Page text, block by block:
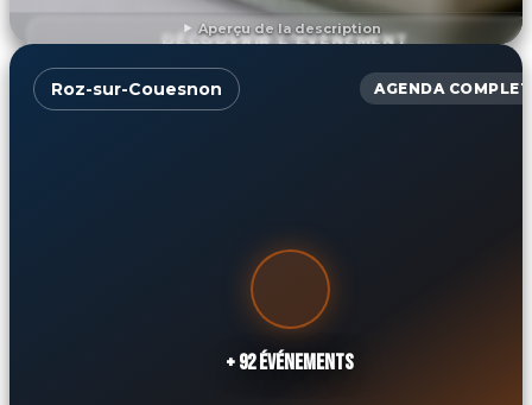
Aperçu de la description
DÉCOUVRIR L'ÉVÉNEMENT
Roz-sur-Couesnon AGENDA COMPLET
+ 92 ÉVÉNEMENTS